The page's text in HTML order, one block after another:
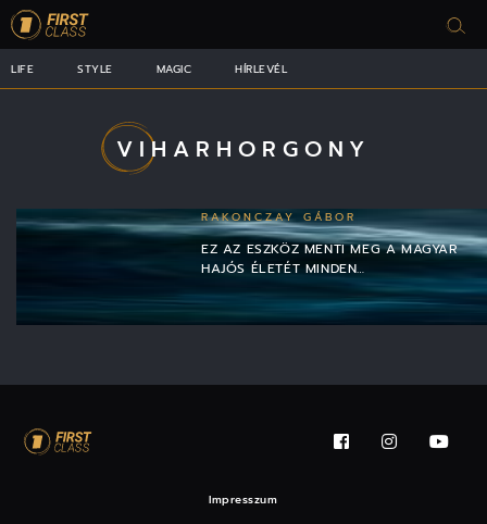
LIFE STYLE MAGIC HÍRLEVÉL
VIHARHORGONY
RAKONCZAY GÁBOR
EZ AZ ESZKÖZ MENTI MEG A MAGYAR
HAJÓS ÉLETÉT MINDEN…
Impresszum